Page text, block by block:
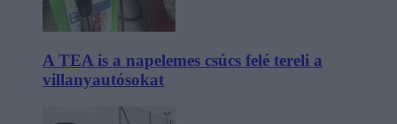
A TEA is a napelemes csúcs felé tereli a
villanyautósokat